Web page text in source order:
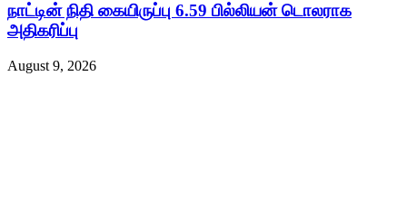
நாட்டின் நிதி கையிருப்பு 6.59 பில்லியன் டொலராக
அதிகரிப்பு
August 9, 2026